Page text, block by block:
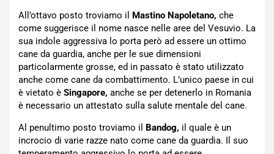
All’ottavo posto troviamo il
Mastino Napoletano, che
come suggerisce il nome nasce nelle aree del Vesuvio. La
sua indole aggressiva lo porta però ad essere un ottimo
cane da guardia, anche per le sue dimensioni
particolarmente grosse, ed in passato è stato utilizzato
anche come cane da combattimento. L’unico paese in cui
è vietato è Singapore, anche se per detenerlo in Romania
è necessario un attestato sulla salute mentale del cane.
Al penultimo posto troviamo il
Bandog, il quale è un
incrocio di varie razze nato come cane da guardia. Il suo